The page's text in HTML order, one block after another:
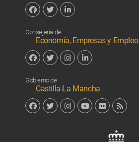
Consejería de
Economía, Empresas y Empleo
Gobierno de
Castilla-La Mancha